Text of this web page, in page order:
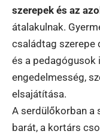
szerepek és az
átalakulnak.
családtag szerepe
és a pedagógusok
engedelmesség,
elsajátítása.
A serdülőkorban a
barát, a kortárs